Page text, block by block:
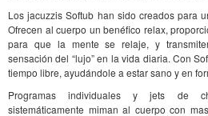
Los jacuzzis Softub han sido creados para
Ofrecen al cuerpo un benéfico relax,
para que la mente se relaje, y
sensación del “lujo” en la vida diaria. Con
tiempo libre, ayudándole a estar sano y en
Programas individuales y jets de
sistemáticamente miman al cuerpo con